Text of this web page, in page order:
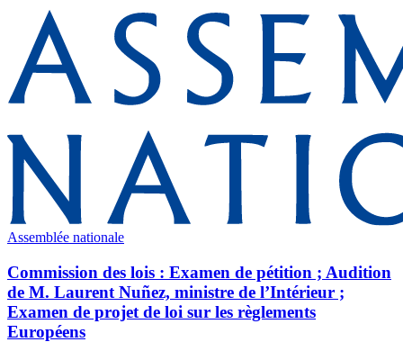
Assemblée nationale
Commission des lois : Examen de pétition ; Audition
de M. Laurent Nuñez, ministre de l’Intérieur ;
Examen de projet de loi sur les règlements
Européens